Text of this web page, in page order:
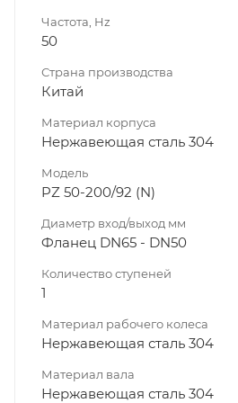
Частота, Hz
50
Страна производства
Китай
Материал корпуса
Нержавеющая сталь 304
Модель
PZ 50-200/92 (N)
Диаметр вход/выход мм
Фланец DN65 - DN50
Количество ступеней
1
Материал рабочего колеса
Нержавеющая сталь 304
Материал вала
Нержавеющая сталь 304